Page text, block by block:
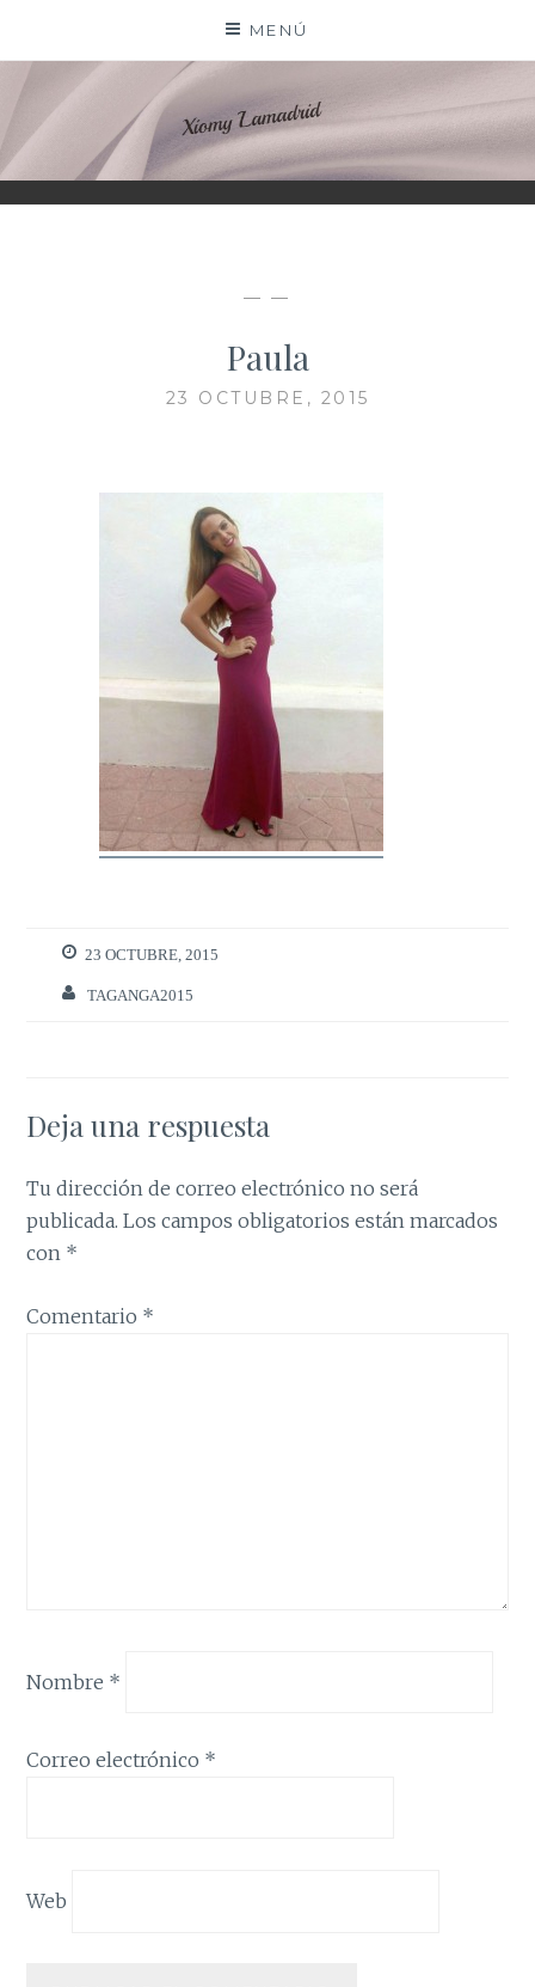
contenido
MENÚ
XIOMY LAMADRID
— —
Paula
23 OCTUBRE, 2015
23 OCTUBRE, 2015
TAGANGA2015
Deja una respuesta
Tu dirección de correo electrónico no será
publicada. Los campos obligatorios están marcados
con *
Comentario *
Nombre *
Correo electrónico *
Web